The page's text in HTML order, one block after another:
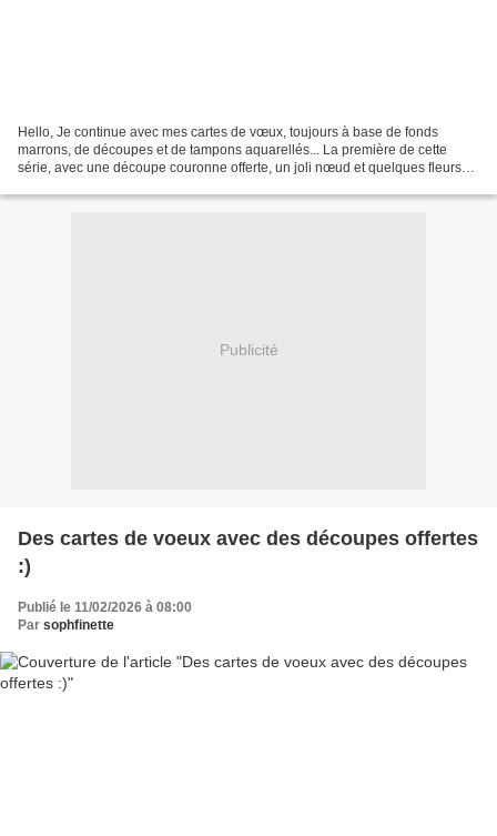
Hello, Je continue avec mes cartes de vœux, toujours à base de fonds
marrons, de découpes et de tampons aquarellés... La première de cette
série, avec une découpe couronne offerte, un joli nœud et quelques fleurs
Publicité
Des cartes de voeux avec des découpes offertes
:)
Publié le 11/02/2026 à 08:00
Par sophfinette